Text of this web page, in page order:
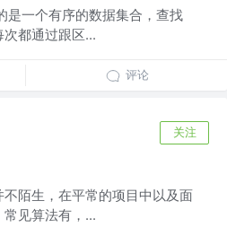
是一个有序的数据集合，查找
都通过跟区...
评论
关注
陌生，在平常的项目中以及面
见算法有，...